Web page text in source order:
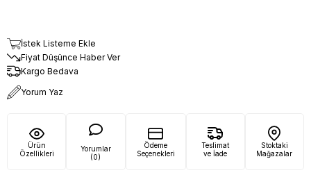
İstek Listeme Ekle
Fiyat Düşünce Haber Ver
Kargo Bedava
Yorum Yaz
Ürün
Özellikleri
Yorumlar
(0)
Ödeme
Seçenekleri
Teslimat
ve İade
Stoktaki
Mağazalar